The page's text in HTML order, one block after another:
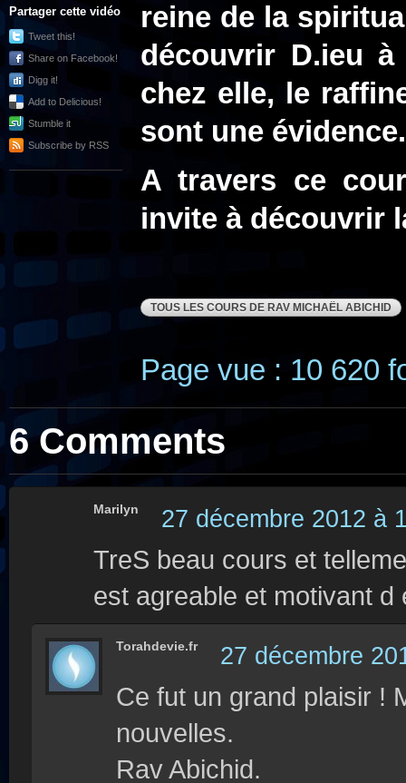
Partager cette vidéo
Tweet this!
Share on Facebook!
Digg it!
Add to Delicious!
Stumble it
Subscribe by RSS
reine de la
découvrir D.ieu
chez elle, le
sont une évidence.
A travers ce
invite à découvrir
TOUS LES COURS DE RAV MICHAËL ABICHID
Page vue : 10 620
6 Comments
Marilyn 27 décembre 2012 à
TreS beau cours et
est agreable et motivant
Torahdevie.fr 27 décembre
Ce fut un grand plaisir !
nouvelles.
Rav Abichid.